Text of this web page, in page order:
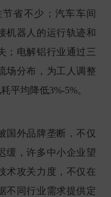
省不少；汽车车间
机器人的运行轨迹和
；电解铝行业通过三
场分布，为工人调整
平均降低3%-5%。
国外品牌垄断，不仅
缓，许多中小企业望
术攻关力度，不仅在
不同行业需求提供定